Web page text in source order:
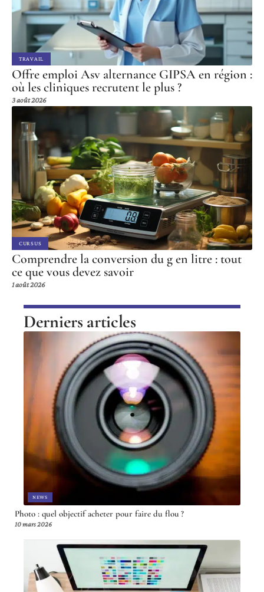
TRAVAIL
Offre emploi Asv alternance GIPSA en région :
où les cliniques recrutent le plus ?
3 août 2026
CURSUS
Comprendre la conversion du g en litre : tout
ce que vous devez savoir
1 août 2026
Derniers articles
NEWS
Photo : quel objectif acheter pour faire du flou ?
10 mars 2026